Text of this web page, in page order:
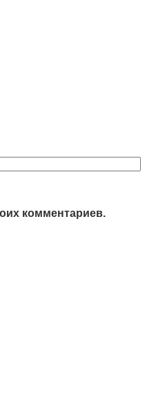
комментариев.